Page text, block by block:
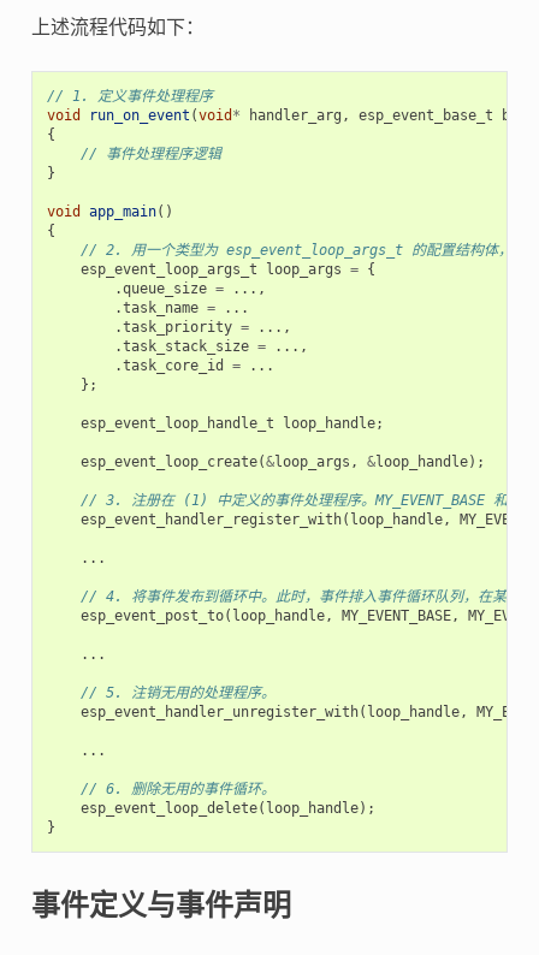
上述流程代码如下：
// 1. 定义事件处理程序
void
run_on_event (void * handler_arg , esp_event_base_t base
{
// 事件处理程序逻辑
}
void app_main()
{
// 2. 用一个类型为 esp_event_loop_args_t 的配置结构体，指定
esp_event_loop_args_t
loop_args = {
.queue_size =
...,
.task_name =
...
.task_priority =
...,
.task_stack_size =
...,
.task_core_id =
...
};
esp_event_loop_handle_t loop_handle;
esp_event_loop_create(&loop_args , &loop_handle);
// 3. 注册在 (1) 中定义的事件处理程序。MY_EVENT_BASE 和
esp_event_handler_register_with( loop_handle,
...
// 4. 将事件发布到循环中。此时，事件排入事件循环队列，在某个
esp_event_post_to( loop_handle, MY_EVENT_BASE,
...
// 5. 注销无用的处理程序。
esp_event_handler_unregister_with( loop_handle,
...
// 6. 删除无用的事件循环。
esp_event_loop_delete( loop_handle);
}
事件定义与事件声明